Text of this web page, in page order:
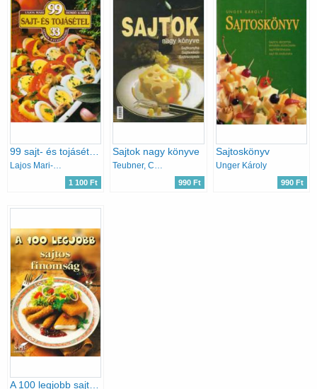
Lajos Mari-Hemző Károly
1 100 Ft
Sajtok nagy könyve
Teubner, Christian
990 Ft
Sajtoskönyv
Unger Károly
990 Ft